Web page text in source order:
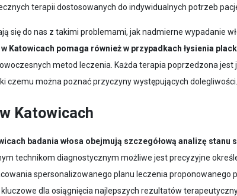
terapii dostosowanych do indywidualnych potrzeb
się do nas z takimi problemami, jak nadmierne wypadanie
Katowicach pomaga również w przypadkach łysienia
metod leczenia. Każda terapia poprzedzona jest
czemu można poznać przyczyny występujących dolegliwości.
Katowicach
badania włosa obejmują szczegółową analizę stanu
technikom diagnostycznym możliwe jest precyzyjne
spersonalizowanego planu leczenia proponowanego
dla osiągnięcia najlepszych rezultatów